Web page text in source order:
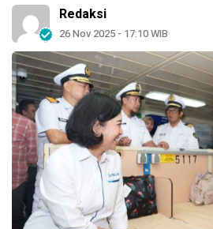
Redaksi
26 Nov 2025 - 17:10 WIB